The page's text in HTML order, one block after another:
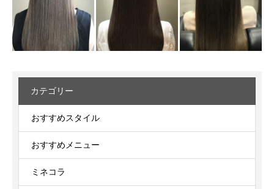
カテゴリー
おすすめスタイル
おすすめメニュー
ミネコラ